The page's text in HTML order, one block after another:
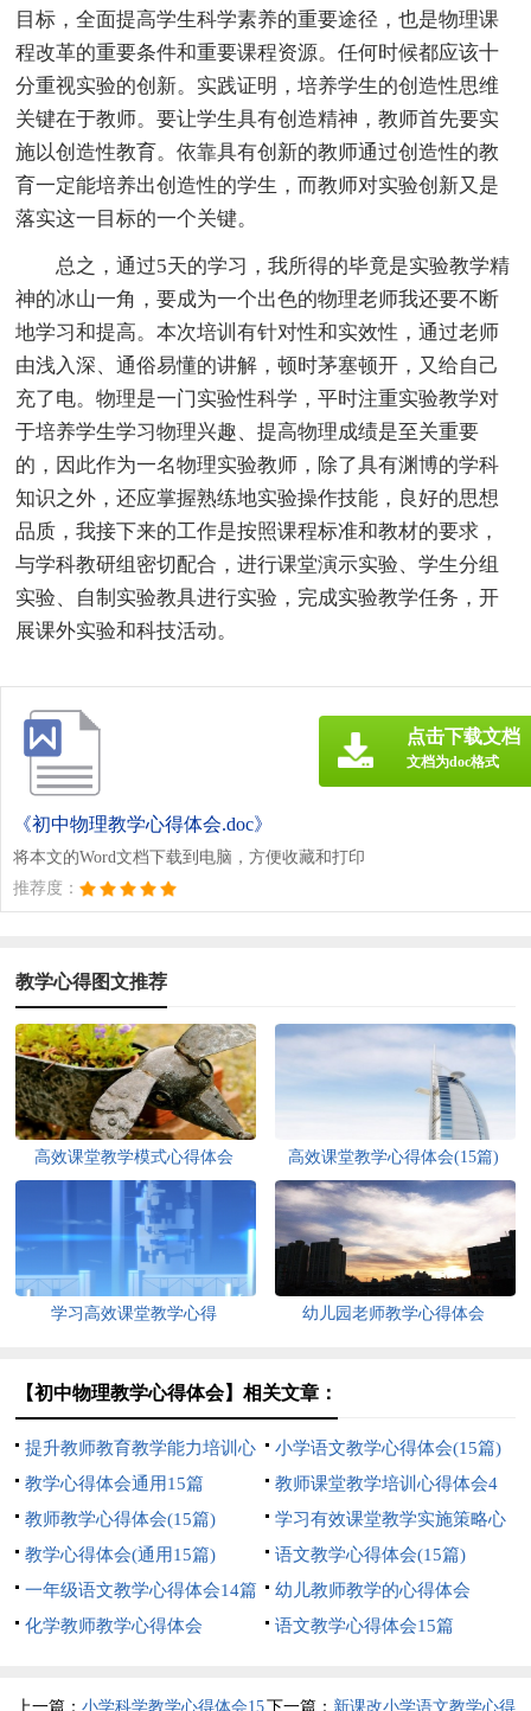
目标，全面提高学生科学素养的重要途径，也是物理课
程改革的重要条件和重要课程资源。任何时候都应该十
分重视实验的创新。实践证明，培养学生的创造性思维
关键在于教师。要让学生具有创造精神，教师首先要实
施以创造性教育。依靠具有创新的教师通过创造性的教
育一定能培养出创造性的学生，而教师对实验创新又是
落实这一目标的一个关键。
总之，通过5天的学习，我所得的毕竟是实验教学精
神的冰山一角，要成为一个出色的物理老师我还要不断
地学习和提高。本次培训有针对性和实效性，通过老师
由浅入深、通俗易懂的讲解，顿时茅塞顿开，又给自己
充了电。物理是一门实验性科学，平时注重实验教学对
于培养学生学习物理兴趣、提高物理成绩是至关重要
的，因此作为一名物理实验教师，除了具有渊博的学科
知识之外，还应掌握熟练地实验操作技能，良好的思想
品质，我接下来的工作是按照课程标准和教材的要求，
与学科教研组密切配合，进行课堂演示实验、学生分组
实验、自制实验教具进行实验，完成实验教学任务，开
展课外实验和科技活动。
《初中物理教学心得体会.doc》
将本文的Word文档下载到电脑，方便收藏和打印
推荐度：
点击下载文档
文档为doc格式
教学心得图文推荐
高效课堂教学模式心得体会 高效课堂教学心得体会(15篇)
学习高效课堂教学心得 幼儿园老师教学心得体会
【初中物理教学心得体会】相关文章：
提升教师教育教学能力培训心
得
小学语文教学心得体会(15篇)
教学心得体会通用15篇
教师课堂教学培训心得体会4
篇
教师教学心得体会(15篇)
学习有效课堂教学实施策略心
得体会
教学心得体会(通用15篇)
语文教学心得体会(15篇)
一年级语文教学心得体会14篇
幼儿教师教学的心得体会
化学教师教学心得体会
语文教学心得体会15篇
上一篇：小学科学教学心得体会15下一篇： 新课改小学语文教学心得